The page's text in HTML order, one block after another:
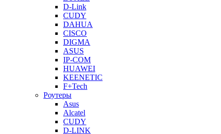
D-Link
CUDY
DAHUA
CISCO
DIGMA
ASUS
IP-COM
HUAWEI
KEENETIC
F+Tech
Роутеры
Asus
Alcatel
CUDY
D-LINK